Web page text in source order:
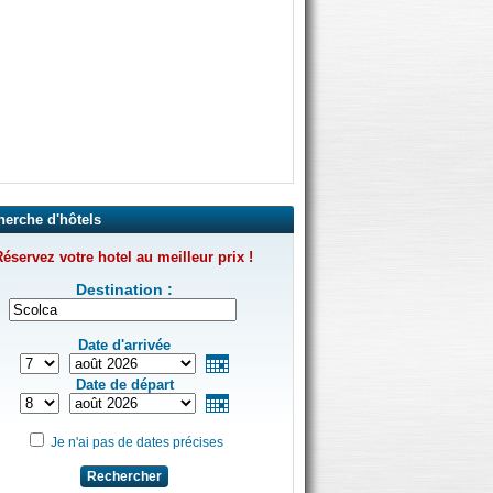
d'hôtels
votre hotel au meilleur prix !
Destination :
Date d'arrivée
Date de départ
Je n'ai pas de dates précises
Rechercher